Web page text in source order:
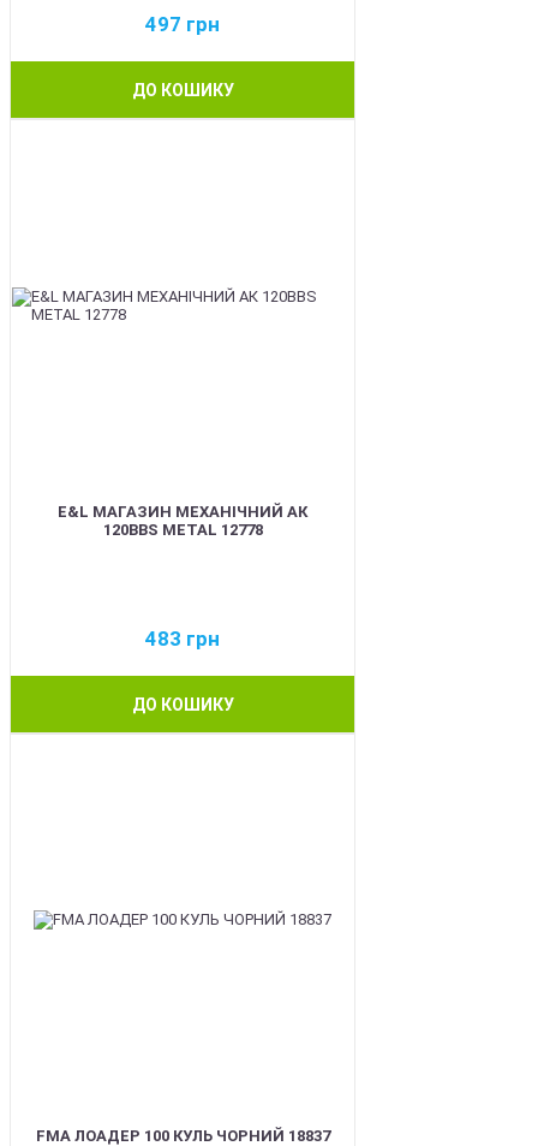
497 грн
ДО КОШИКУ
E&L МАГАЗИН МЕХАНІЧНИЙ АК
120BBS METAL 12778
483 грн
ДО КОШИКУ
FMA ЛОАДЕР 100 КУЛЬ ЧОРНИЙ 18837